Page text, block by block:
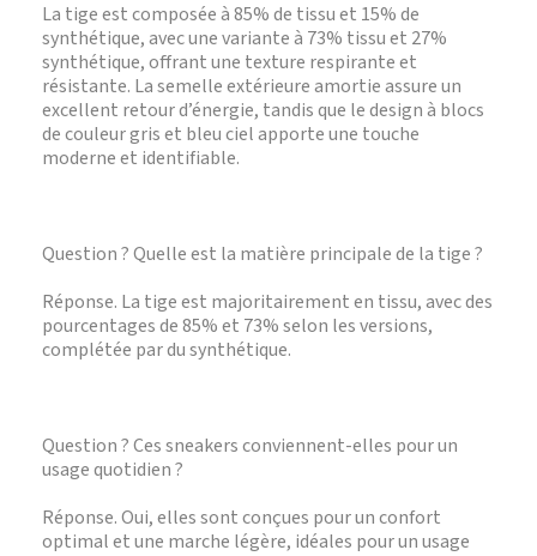
La tige est composée à 85% de tissu et 15% de
synthétique, avec une variante à 73% tissu et 27%
synthétique, offrant une texture respirante et
résistante. La semelle extérieure amortie assure un
excellent retour d’énergie, tandis que le design à blocs
de couleur gris et bleu ciel apporte une touche
moderne et identifiable.
Question ? Quelle est la matière principale de la tige ?
Réponse. La tige est majoritairement en tissu, avec des
pourcentages de 85% et 73% selon les versions,
complétée par du synthétique.
Question ? Ces sneakers conviennent-elles pour un
usage quotidien ?
Réponse. Oui, elles sont conçues pour un confort
optimal et une marche légère, idéales pour un usage